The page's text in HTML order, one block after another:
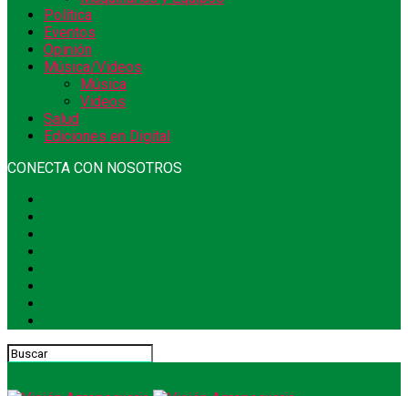
Política
Eventos
Opinión
Música/Videos
Música
Videos
Salud
Ediciones en Digital
CONECTA CON NOSOTROS